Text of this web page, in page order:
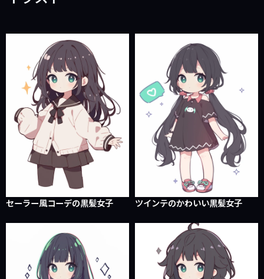
セーラー風コーデの黒髪女子 ツインテのかわいい黒髪女子